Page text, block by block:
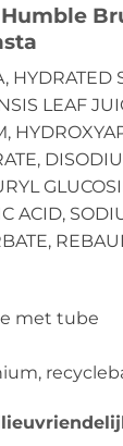
HYDRATED
LEAF
ACID,
met tube